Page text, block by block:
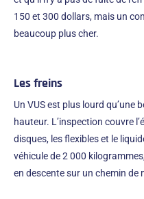
150 et 300 dollars, mais un
beaucoup plus cher.
Les freins
Un VUS est plus lourd qu’une
hauteur. L’inspection couvre
disques, les flexibles et le
véhicule de 2 000
en descente sur un chemin de